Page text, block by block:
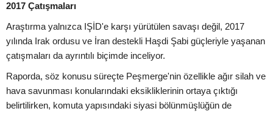
2017 Çatışmaları
Araştırma yalnızca IŞİD'e karşı yürütülen savaşı değil, 2017
yılında Irak ordusu ve İran destekli Haşdi Şabi güçleriyle yaşanan
çatışmaları da ayrıntılı biçimde inceliyor.
Raporda, söz konusu süreçte Peşmerge'nin özellikle ağır silah ve
hava savunması konularındaki eksikliklerinin ortaya çıktığı
belirtilirken, komuta yapısındaki siyasi bölünmüşlüğün de